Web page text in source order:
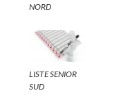
NORD
LISTE SENIOR
SUD